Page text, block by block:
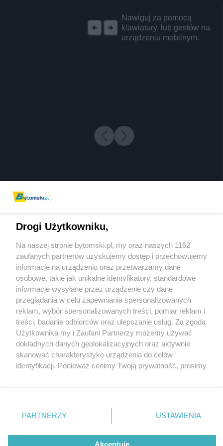
Nawiguj za pomocą
klawiatury, lub gestów na
urządzeniu mobilnym.
1 / 0
Wydawca mediów lokalnych
Nie zapomnij
zapoznać się z:
polityką prywatności regulamin korzystania z portali
Twojemiasto
Piekary Śląskie
Chorzów
Tarnowskie Góry
Gliwice
Skontakuj sięz nami
Kontakt
Wydawca
Pogoda
Drogi Użytkowniku,
Na naszej stronie bytomski.pl, my oraz naszych 1162
zaufanych partnerów uzyskujemy dostęp i przechowujemy
informacje na urządzeniu oraz przetwarzamy dane
osobowe, takie jak unikalne identyfikatory, standardowe
informacje wysyłane przez urządzenie czy dane
przeglądania w celu zapewniania spersonalizowanych
reklam, wybór spersonalizowanych treści, pomiar reklam i
treści, badanie odbiorców oraz ulepszanie usług. Za zgodą
Użytkownika my i Zaufani Partnerzy możemy używać
dokładnych danych geolokalizacyjnych oraz aktywnie
skanować charakterystykę urządzenia do celów
identyfikacji. Ponieważ cenimy Twoją prywatność, prosimy
prywatności znajdujący się w lewym dolnym rogu strony
. Niektóre rodzaje przetwarzania danych nie wymagają
zgody użytkownika, ale masz prawo sprzeciwić się
takiemu przetwarzaniu. Preferencje będą miały
PARTNERZY USTAWIENIA
Akceptuję